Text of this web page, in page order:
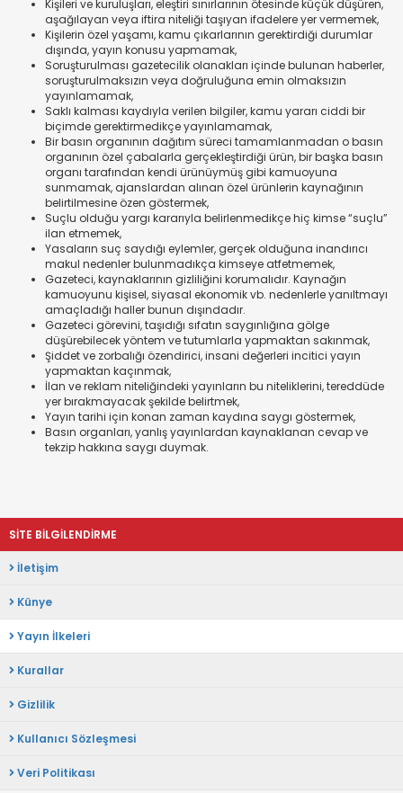
Kişileri ve kuruluşları, eleştiri sınırlarının ötesinde küçük düşüren,
aşağılayan veya iftira niteliği taşıyan ifadelere yer vermemek,
Kişilerin özel yaşamı, kamu çıkarlarının gerektirdiği durumlar
dışında, yayın konusu yapmamak,
Soruşturulması gazetecilik olanakları içinde bulunan haberler,
soruşturulmaksızın veya doğruluğuna emin olmaksızın
yayınlamamak,
Saklı kalması kaydıyla verilen bilgiler, kamu yararı ciddi bir
biçimde gerektirmedikçe yayınlamamak,
Bir basın organının dağıtım süreci tamamlanmadan o basın
organının özel çabalarla gerçekleştirdiği ürün, bir başka basın
organı tarafından kendi ürünüymüş gibi kamuoyuna
sunmamak, ajanslardan alınan özel ürünlerin kaynağının
belirtilmesine özen göstermek,
Suçlu olduğu yargı kararıyla belirlenmedikçe hiç kimse “suçlu”
ilan etmemek,
Yasaların suç saydığı eylemler, gerçek olduğuna inandırıcı
makul nedenler bulunmadıkça kimseye atfetmemek,
Gazeteci, kaynaklarının gizliliğini korumalıdır. Kaynağın
kamuoyunu kişisel, siyasal ekonomik vb. nedenlerle yanıltmayı
amaçladığı haller bunun dışındadır.
Gazeteci görevini, taşıdığı sıfatın saygınlığına gölge
düşürebilecek yöntem ve tutumlarla yapmaktan sakınmak,
Şiddet ve zorbalığı özendirici, insani değerleri incitici yayın
yapmaktan kaçınmak,
İlan ve reklam niteliğindeki yayınların bu niteliklerini, tereddüde
yer bırakmayacak şekilde belirtmek,
Yayın tarihi için konan zaman kaydına saygı göstermek,
Basın organları, yanlış yayınlardan kaynaklanan cevap ve
tekzip hakkına saygı duymak.
SİTE BİLGİLENDİRME
İletişim
Künye
Yayın İlkeleri
Kurallar
Gizlilik
Kullanıcı Sözleşmesi
Veri Politikası